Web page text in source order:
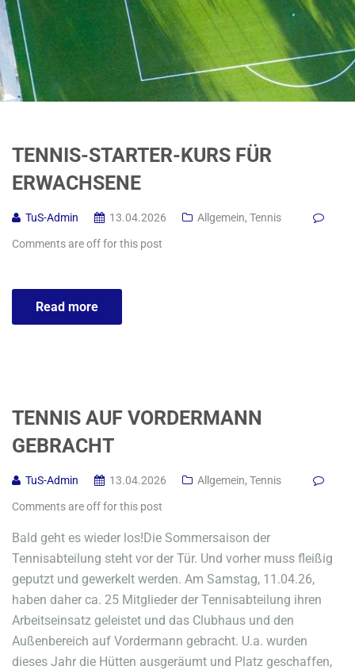
TENNIS-STARTER-KURS FÜR
ERWACHSENE
TuS-Admin 13.04.2026 Allgemein, Tennis
Comments are off for this post
Read more
TENNIS AUF VORDERMANN
GEBRACHT
TuS-Admin 13.04.2026 Allgemein, Tennis
Comments are off for this post
Bald geht es wieder los!Die Sommersaison der
Tennisabteilung steht vor der Tür. Und vorher muss fleißig
geputzt und gewerkelt werden. Am Samstag, 11.04.26,
haben daher ca. 25 Mitglieder der Tennisabteilung ihren
Arbeitseinsatz geleistet und das Clubhaus und den
Außenbereich auf Vordermann gebracht. U.a. wurden
dieses Jahr die Hütten ausgeräumt und Platz geschaffen,